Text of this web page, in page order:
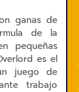
ganas de
de la
pequeñas
es el
juego de
trabajo